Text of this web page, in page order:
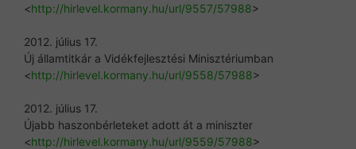
<http://hirlevel.kormany.hu/url/9557/57988>
2012. július 17.
Új államtitkár a Vidékfejlesztési Minisztériumban
<http://hirlevel.kormany.hu/url/9558/57988>
2012. július 17.
Újabb haszonbérleteket adott át a miniszter
<http://hirlevel.kormany.hu/url/9559/57988>